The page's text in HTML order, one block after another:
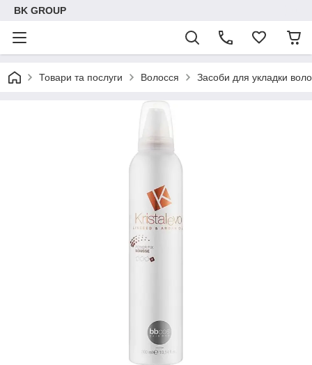
BK GROUP
Товари та послуги Волосся Засоби для укладки